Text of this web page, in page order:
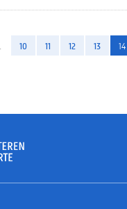
10 11 12 13 14